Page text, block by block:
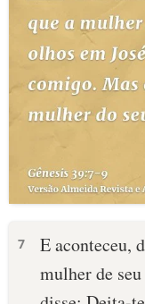
7
E aconteceu,
mulher de